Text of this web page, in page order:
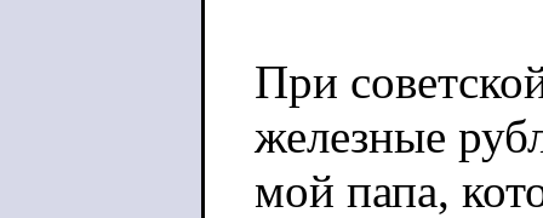
При
железные
мой папа,